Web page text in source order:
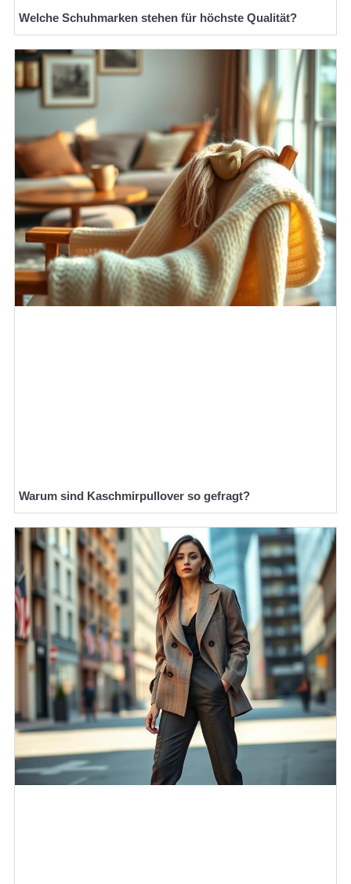
Welche Schuhmarken stehen für höchste Qualität?
Warum sind Kaschmirpullover so gefragt?